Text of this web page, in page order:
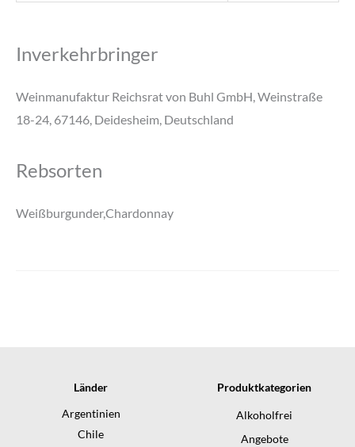
Inverkehrbringer
Weinmanufaktur Reichsrat von Buhl GmbH, Weinstraße
18-24, 67146, Deidesheim, Deutschland
Rebsorten
Weißburgunder,Chardonnay
Länder
Argentinien
Chile
Produktkategorien
Alkoholfrei
Angebote